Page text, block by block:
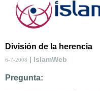
División de la herencia
6-7-2008 | IslamWeb
Pregunta: